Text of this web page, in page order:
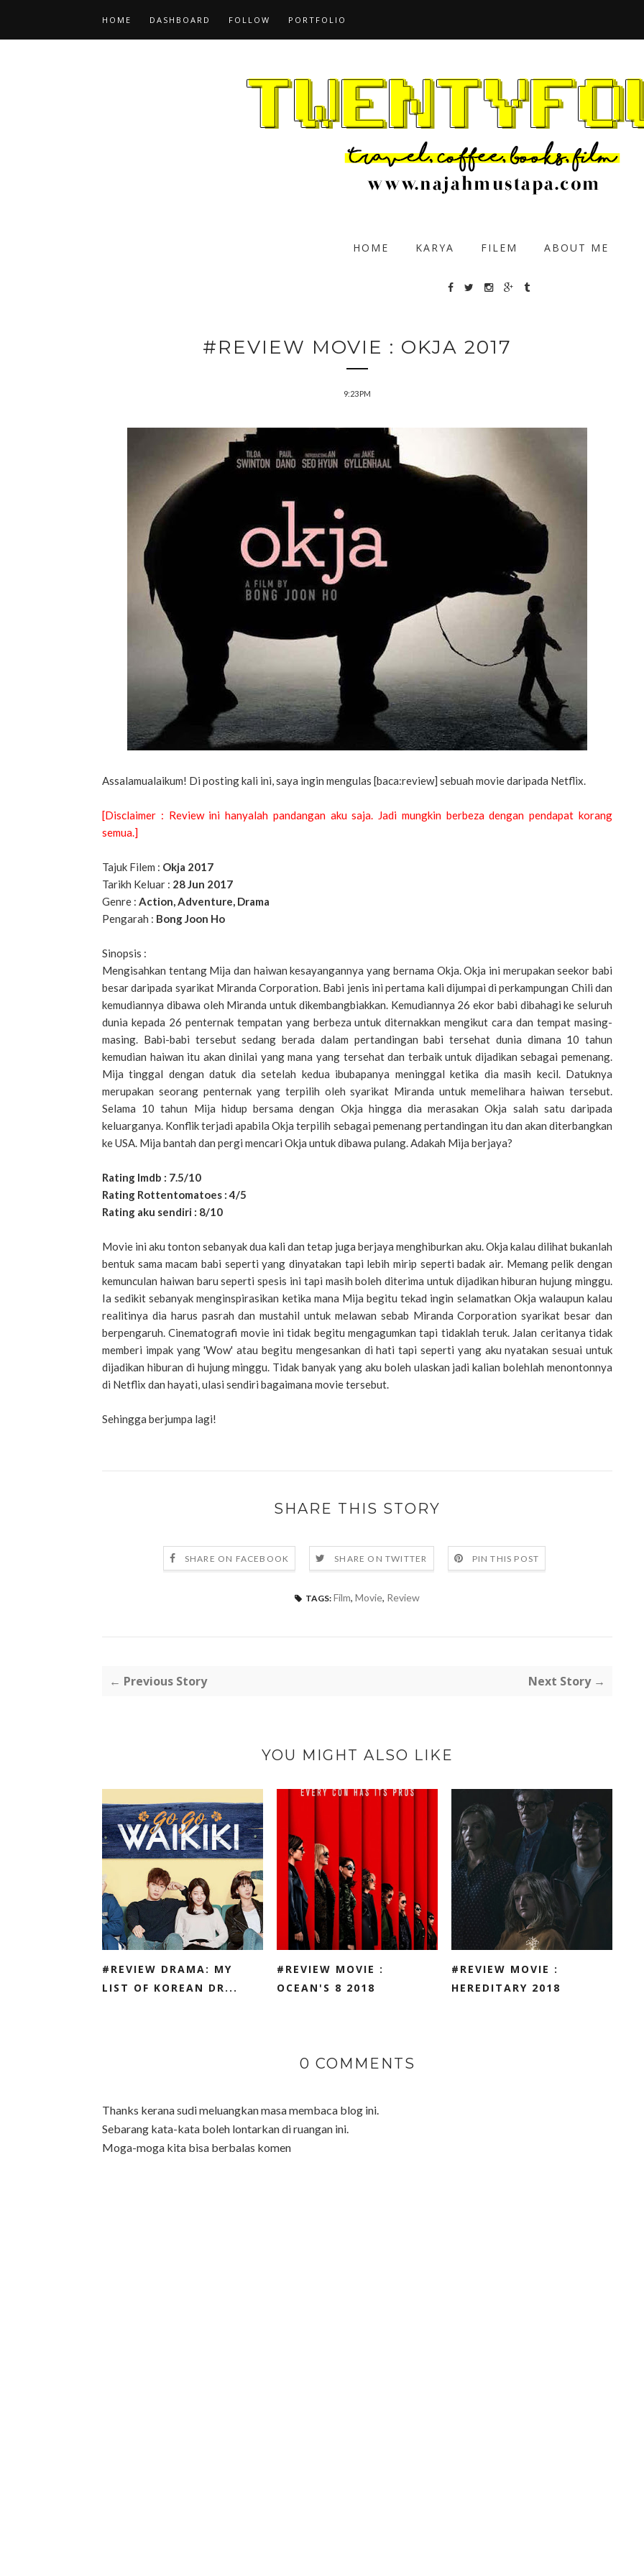
HOME DASHBOARD FOLLOW PORTFOLIO
HOME KARYA FILEM ABOUT ME
#REVIEW MOVIE : OKJA 2017
9:23 PM
Assalamualaikum! Di posting kali ini, saya ingin mengulas [baca:review] sebuah movie daripada Netflix.
[Disclaimer : Review ini hanyalah pandangan aku saja. Jadi mungkin berbeza dengan pendapat korang
semua.]
Tajuk Filem : Okja 2017
Tarikh Keluar : 28 Jun 2017
Genre : Action, Adventure, Drama
Pengarah : Bong Joon Ho
Sinopsis :
Mengisahkan tentang Mija dan haiwan kesayangannya yang bernama Okja. Okja ini merupakan seekor babi
besar daripada syarikat Miranda Corporation. Babi jenis ini pertama kali dijumpai di perkampungan Chili dan
kemudiannya dibawa oleh Miranda untuk dikembangbiakkan. Kemudiannya 26 ekor babi dibahagi ke seluruh
dunia kepada 26 penternak tempatan yang berbeza untuk diternakkan mengikut cara dan tempat masing-
masing. Babi-babi tersebut sedang berada dalam pertandingan babi tersehat dunia dimana 10 tahun
kemudian haiwan itu akan dinilai yang mana yang tersehat dan terbaik untuk dijadikan sebagai pemenang.
Mija tinggal dengan datuk dia setelah kedua ibubapanya meninggal ketika dia masih kecil. Datuknya
merupakan seorang penternak yang terpilih oleh syarikat Miranda untuk memelihara haiwan tersebut.
Selama 10 tahun Mija hidup bersama dengan Okja hingga dia merasakan Okja salah satu daripada
keluarganya. Konflik terjadi apabila Okja terpilih sebagai pemenang pertandingan itu dan akan diterbangkan
ke USA. Mija bantah dan pergi mencari Okja untuk dibawa pulang. Adakah Mija berjaya?
Rating Imdb : 7.5/10
Rating Rottentomatoes : 4/5
Rating aku sendiri : 8/10
Movie ini aku tonton sebanyak dua kali dan tetap juga berjaya menghiburkan aku. Okja kalau dilihat bukanlah
bentuk sama macam babi seperti yang dinyatakan tapi lebih mirip seperti badak air. Memang pelik dengan
kemunculan haiwan baru seperti spesis ini tapi masih boleh diterima untuk dijadikan hiburan hujung minggu.
Ia sedikit sebanyak menginspirasikan ketika mana Mija begitu tekad ingin selamatkan Okja walaupun kalau
realitinya dia harus pasrah dan mustahil untuk melawan sebab Miranda Corporation syarikat besar dan
berpengaruh. Cinematografi movie ini tidak begitu mengagumkan tapi tidaklah teruk. Jalan ceritanya tidak
memberi impak yang 'Wow' atau begitu mengesankan di hati tapi seperti yang aku nyatakan sesuai untuk
dijadikan hiburan di hujung minggu. Tidak banyak yang aku boleh ulaskan jadi kalian bolehlah menontonnya
di Netflix dan hayati, ulasi sendiri bagaimana movie tersebut.
Sehingga berjumpa lagi!
SHARE THIS STORY
SHARE ON FACEBOOK SHARE ON TWITTER PIN THIS POST
TAGS: Film, Movie, Review
← Previous Story Next Story →
YOU MIGHT ALSO LIKE
#REVIEW DRAMA: MY
LIST OF KOREAN DR...
#REVIEW MOVIE :
OCEAN'S 8 2018
#REVIEW MOVIE :
HEREDITARY 2018
0 COMMENTS
Thanks kerana sudi meluangkan masa membaca blog ini.
Sebarang kata-kata boleh lontarkan di ruangan ini.
Moga-moga kita bisa berbalas komen